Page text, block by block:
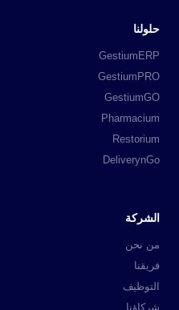
حلولنا
GestiumERP
GestiumPRO
GestiumGO
Pharmacium
Restorium
DeliverynGo
الشركة
من نحن
فريقنا
التوظيف
شركاؤنا